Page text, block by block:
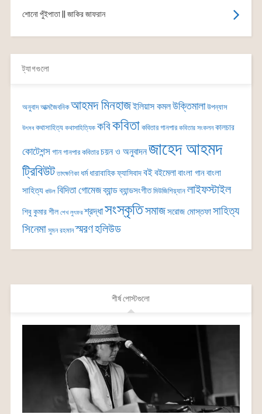
শোনো পুঁইপাতা || জাকির জাফরান
ট্যাগগুলো
অনুবাদ আত্মজৈবনিক আহমদ মিনহাজইলিয়াস কমলউক্তিমালা উপন্যাস
উৎসব কথাসাহিত্য কথাসাহিত্যিক কবিকবিতা কবিতার গানপার কবিতার সংকলন কালচার
কোটেশন্সগান গানপার কবিতার চয়ন ও অনুবাদনজাহেদ আহমদ
ট্রিবিউট তাৎক্ষণিকা ধর্ম ধারাবাহিকফ্যাসিবাদবইবইমেলাবাংলা গানবাংলা
সাহিত্য বাউল বিদিতা গোমেজব্যান্ডব্যান্ডসংগীত মিউজিশিয়্যান লাইফস্টাইল
শিবু কুমার শীল শেখ লুৎফর শ্রদ্ধাসংস্কৃতিসমাজসরোজ মোস্তফাসাহিত্য
সিনেমা সুমন রহমান স্মরণহলিউড
শীর্ষ পোস্টগুলো